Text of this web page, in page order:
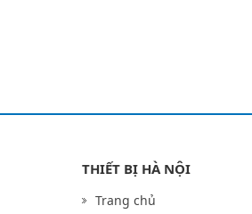
THIẾT BỊ HÀ NỘI
Trang chủ